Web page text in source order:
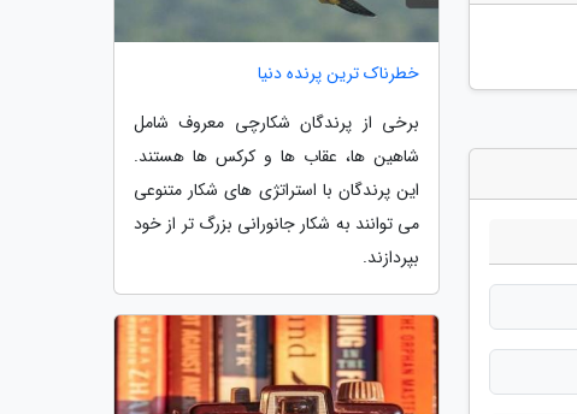
خطرناک ترین پرنده دنیا
برخی از پرندگان شکارچی معروف شامل
شاهین ها، عقاب ها و کرکس ها هستند.
این پرندگان با استراتژی های شکار متنوعی
می توانند به شکار جانورانی بزرگ تر از خود
بپردازند.